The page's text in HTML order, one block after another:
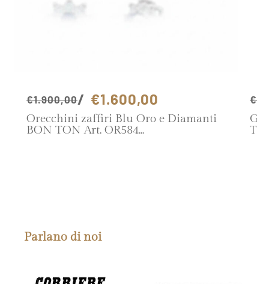
€1.900,00 €1.600,00
Orecchini zaffiri Blu Oro e Diamanti
BON TON Art. OR584
Parlano di noi